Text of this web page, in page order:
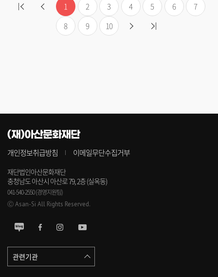
1 2 3 4 5 6
7
8
9 10
(재)아산문화재단
개인정보취급방침 이메일무단수집거부
재단법인아산문화재단
충청남도 아산시 아산로 79, 2층 (실옥동)
041-540-2550 (경영지원팀)
Ⓒ Asan-Si All Rights Reserved.
관련기관